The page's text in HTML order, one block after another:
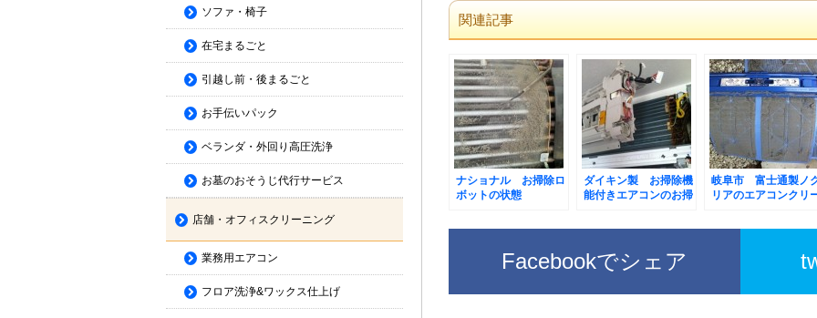
関連記事
ナショナル お掃除ロ
ボットの状態
ダイキン製 お掃除機
能付きエアコンのお掃
岐阜市 富士通製ノ
リアのエアコンクリ
Facebookでシェア
ソファ・椅子
在宅まるごと
引越し前・後まるごと
お手伝いパック
ベランダ・外回り高圧洗浄
お墓のおそうじ代行サービス
店舗・オフィスクリーニング
業務用エアコン
フロア洗浄&ワックス仕上げ